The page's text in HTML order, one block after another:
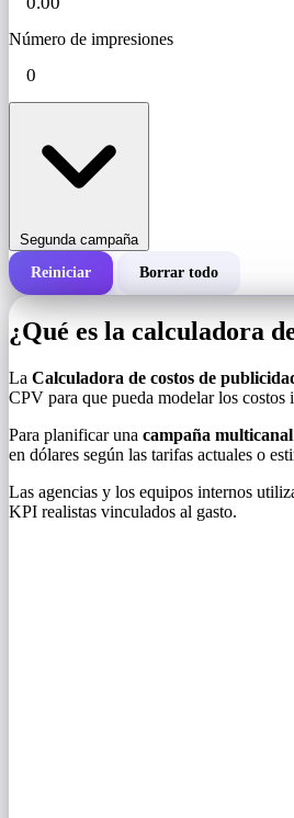
Número de impresiones
Segunda campaña
Costo total de una campaña
Número de impresiones
Reiniciar Borrar todo
¿Qué es la calculadora
La Calculadora de costos de
CPV para que pueda modelar los
Para planificar una campaña multicanal
en dólares según las tarifas actuales o
Las agencias y los equipos internos
KPI realistas vinculados al gasto.